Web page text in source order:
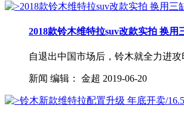
2018款铃木维特拉suv改款实拍 换用
自退出中国市场后，铃木就全力进
新闻 编辑： 金超 2019-06-20